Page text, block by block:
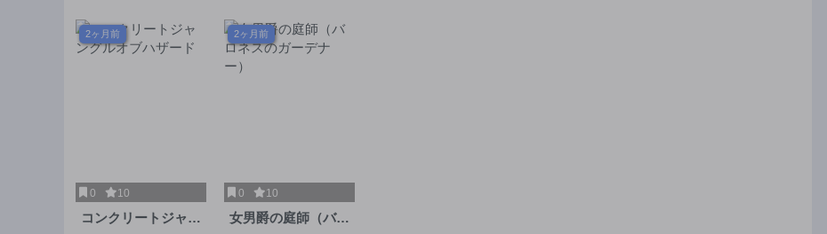
2ヶ月前
0 10
コンクリートジャン
2ヶ月前
0 10
女男爵の庭師（バロ